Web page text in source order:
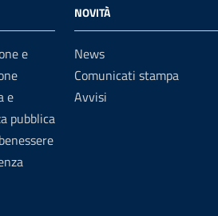
e
e
pubblica
NOVITÀ
News
Comunicati stampa
Avvisi